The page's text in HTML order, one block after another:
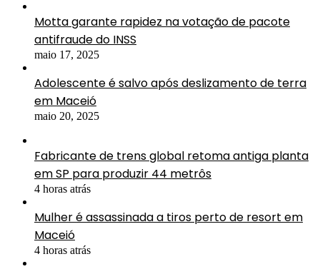
Motta garante rapidez na votação de pacote
antifraude do INSS
maio 17, 2025
Adolescente é salvo após deslizamento de terra
em Maceió
maio 20, 2025
Fabricante de trens global retoma antiga planta
em SP para produzir 44 metrôs
4 horas atrás
Mulher é assassinada a tiros perto de resort em
Maceió
4 horas atrás